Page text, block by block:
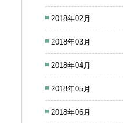
2018年02月
2018年03月
2018年04月
2018年05月
2018年06月